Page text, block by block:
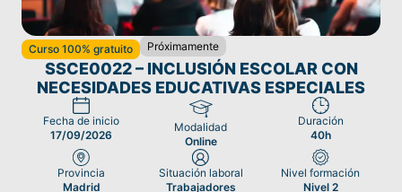
Curso 100% gratuito Próximamente
SSCE0022 – INCLUSIÓN ESCOLAR CON
NECESIDADES EDUCATIVAS ESPECIALES
Fecha de inicio
17/09/2026
Modalidad
Online
Duración
40h
Provincia
Madrid
Situación laboral
Trabajadores
Nivel formación
Nivel 2